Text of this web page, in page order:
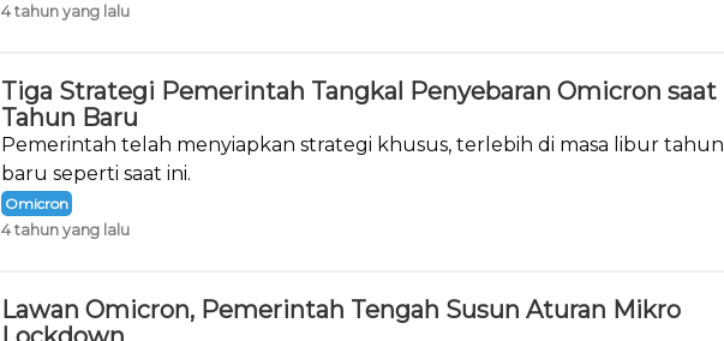
4 tahun yang lalu
Tiga Strategi Pemerintah Tangkal Penyebaran Omicron saat
Tahun Baru
Pemerintah telah menyiapkan strategi khusus, terlebih di masa libur tahun
baru seperti saat ini.
Omicron
4 tahun yang lalu
Lawan Omicron, Pemerintah Tengah Susun Aturan Mikro